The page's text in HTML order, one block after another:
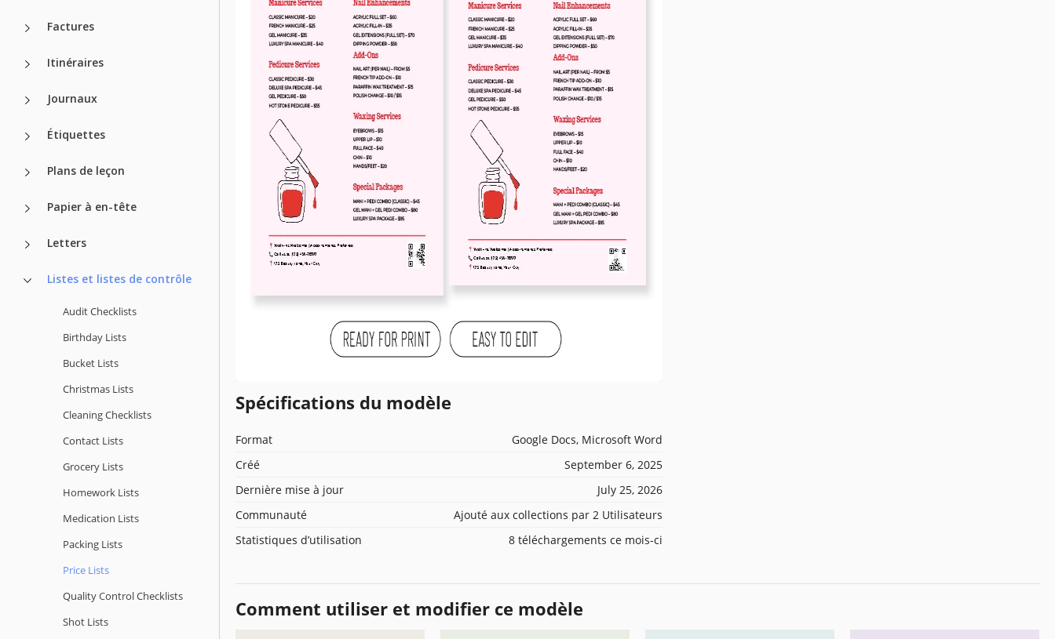
Factures
Itinéraires
Journaux
Étiquettes
Plans de leçon
Papier à en-tête
Letters
Listes et listes de contrôle
Audit Checklists
Birthday Lists
Bucket Lists
Christmas Lists
Cleaning Checklists
Contact Lists
Grocery Lists
Homework Lists
Medication Lists
Packing Lists
Price Lists
Quality Сontrol Checklists
Shot Lists
Spécifications du modèle
Format
Google Docs, Microsoft Word
Créé
September 6, 2025
Dernière mise à jour
July 25, 2026
Communauté
Ajouté aux collections par 2 Utilisateurs
Statistiques d’utilisation
8 téléchargements ce mois-ci
Comment utiliser et modifier ce modèle